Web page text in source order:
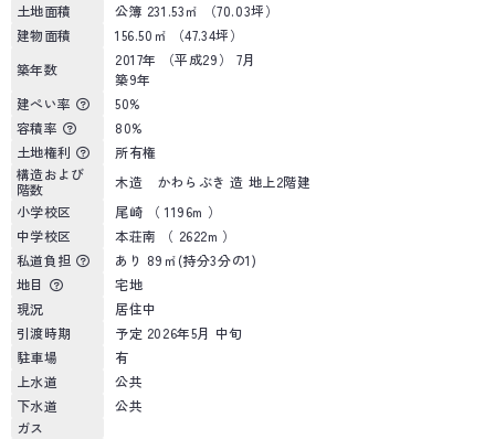
土地面積
公簿 231.53㎡ （70.03坪）
建物面積
156.50㎡ （47.34坪）
築年数
2017年 （平成29） 7月
築9年
建ぺい率
50%
容積率
80%
土地権利
所有権
構造および
階数
木造 かわらぶき 造 地上2階建
小学校区
尾崎 （ 1196m ）
中学校区
本荘南 （ 2622m ）
私道負担
あり 89㎡(持分3分の1)
地目
宅地
現況
居住中
引渡時期
予定 2026年5月 中旬
駐車場
有
上水道
公共
下水道
公共
ガス